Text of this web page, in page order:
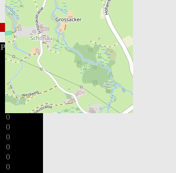
PIM
0
0
2
0
0
0
0
0
0